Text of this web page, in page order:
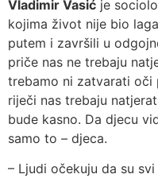
Vladimir Vasić je
kojima život nije bio
putem i završili u
priče nas ne trebaju
trebamo ni zatvarati
riječi nas trebaju
bude kasno. Da djecu
samo to – djeca.
– Ljudi očekuju da su